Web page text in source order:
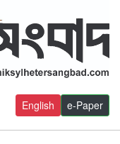
e-Paper
English